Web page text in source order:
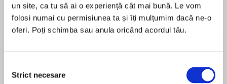
un site, ca tu să ai o experiență cât mai bună. Le vom
folosi numai cu permisiunea ta și îți mulțumim dacă ne-o
oferi. Poți schimba sau anula oricând acordul tău.
consimțământului
Strict necesare
Desprecarte
Boris Vian ne oferă în „Spuma zilelor” unul dintre
cele mai adevărate romane franceze ale
roman care denotă o inteligenţă şi o